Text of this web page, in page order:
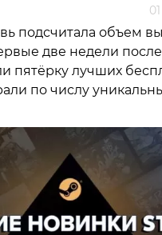
подсчитала объем
две недели
пятёрку лучших
по числу